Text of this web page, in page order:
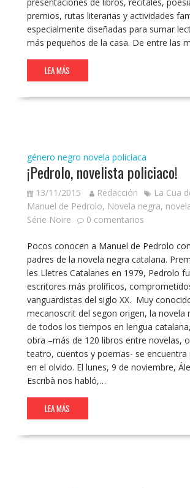
premios, rutas literarias y actividades
especialmente diseñadas para sumar
más pequeños de la casa. De entre las
LEA MÁS
género negro novela policíaca
¡Pedrolo, novelista policiaco!
13/11/2015 Redacción La Cua
Manuel de Pedrolo, Novela negra,
Série Noire
0 comentarios
Pocos conocen a Manuel de Pedrolo
padres de la novela negra catalana.
les Lletres Catalanes en 1979, Pedrolo
escritores más prolíficos,
vanguardistas del siglo XX. Muy
mecanoscrit del segon origen, la novela
de todos los tiempos en lengua
obra –más de 120 libros entre novelas,
teatro, cuentos y poemas- se encuentra
en el olvido. El lunes, 9 de noviembre,
Escribà nos habló,…
LEA MÁS